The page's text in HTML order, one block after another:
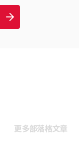
更多部落格文章